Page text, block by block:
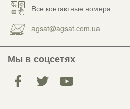
Все контактные номера
agsat@agsat.com.ua
Мы в соцсетях